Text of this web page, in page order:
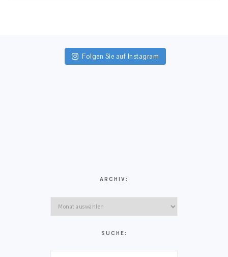
Folgen Sie auf Instagram
ARCHIV:
SUCHE: